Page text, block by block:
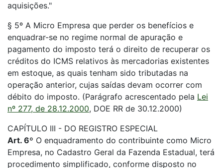
aquisições."
§ 5º A Micro Empresa que perder os benefícios e
enquadrar-se no regime normal de apuração e
pagamento do imposto terá o direito de recuperar os
créditos do ICMS relativos às mercadorias existentes
em estoque, as quais tenham sido tributadas na
operação anterior, cujas saídas devam ocorrer com
débito do imposto. (Parágrafo acrescentado pela Lei
nº 277, de 28.12.2000, DOE RR de 30.12.2000)
CAPÍTULO III - DO REGISTRO ESPECIAL
Art. 6º O enquadramento do contribuinte como Micro
Empresa, no Cadastro Geral da Fazenda Estadual, terá
procedimento simplificado, conforme disposto no